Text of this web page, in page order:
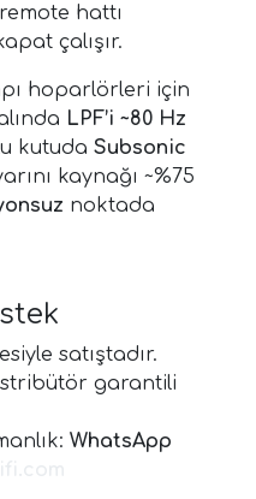
hattı
çalışır.
hoparlörleri için
LPF’i ~80 Hz
kutuda Subsonic
kaynağı ~%75
noktada
satıştadır.
garantili
WhatsApp